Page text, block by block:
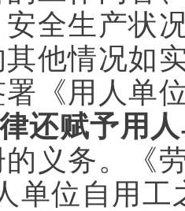
全生产状
他情况如
《用人单
还赋予用
义务。《
单位自用